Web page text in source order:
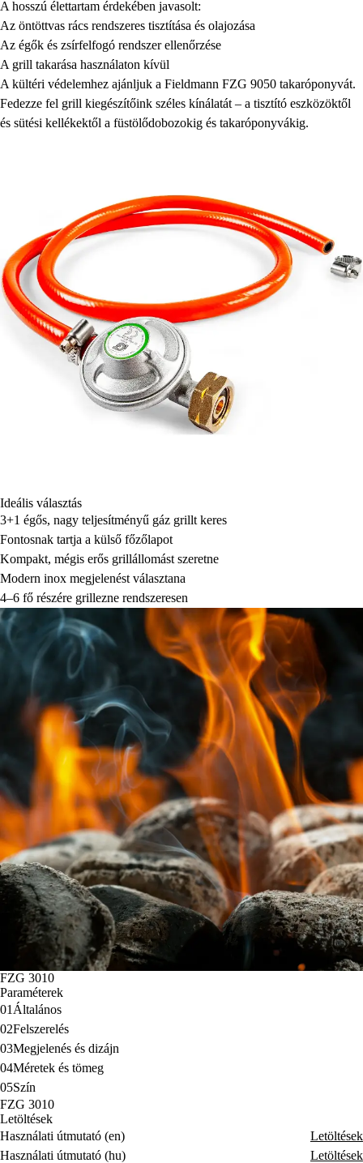
A hosszú élettartam érdekében javasolt:
Az öntöttvas rács rendszeres tisztítása és olajozása
Az égők és zsírfelfogó rendszer ellenőrzése
A grill takarása használaton kívül
A kültéri védelemhez ajánljuk a Fieldmann FZG 9050 takaróponyvát.
Fedezze fel grill kiegészítőink széles kínálatát – a tisztító eszközöktől
és sütési kellékektől a füstölődobozokig és takaróponyvákig.
Ideális választás
3+1 égős, nagy teljesítményű gáz grillt keres
Fontosnak tartja a külső főzőlapot
Kompakt, mégis erős grillállomást szeretne
Modern inox megjelenést választana
4–6 fő részére grillezne rendszeresen
FZG 3010
Paraméterek
01 Általános
02Felszerelés
03Megjelenés és dizájn
04Méretek és tömeg
05Szín
FZG 3010
Letöltések
Használati útmutató (en)
Letöltések
Használati útmutató (hu)
Letöltések